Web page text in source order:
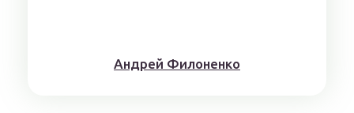
Aндрeй Филoнeнкo